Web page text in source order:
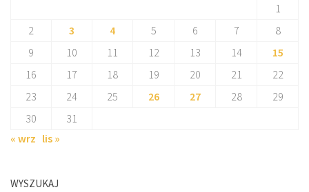
1
2
3 4 5 6 7
8
9
10 11 12 13 14
15
16
17 18 19 20 21
22
23
24 25 26 27 28
29
30
31
« wrz lis »
WYSZUKAJ